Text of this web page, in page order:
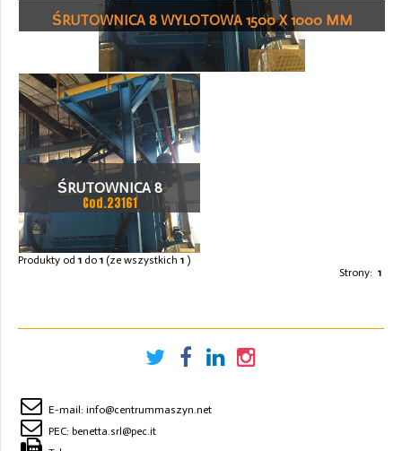
ŚRUTOWNICA 8 WYLOTOWA 1500 X 1000 MM
Z FILTREM
_COD.23161>
ŚRUTOWNICA 8
WYLOTOWA 1500 X 1000
MM Z FILTREM
Cod.23161
Produkty od 1 do 1 (ze wszystkich 1 )
Strony: 1
E-mail: info@centrummaszyn.net
PEC: benetta.srl@pec.it